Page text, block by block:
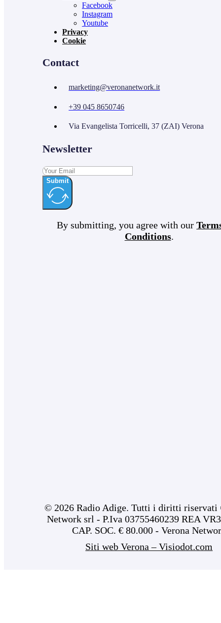
Facebook
Instagram
Youtube
Privacy
Cookie
Contact
marketing@veronanetwork.it
+39 045 8650746
Via Evangelista Torricelli, 37 (ZAI) Verona
Newsletter
Submit
By submitting, you agree with our
Conditions.
© 2026 Radio Adige. Tutti i diritti riservati
Network srl - P.Iva 03755460239 REA
CAP. SOC. € 80.000 - Verona
Siti web Verona – Visiodot.com